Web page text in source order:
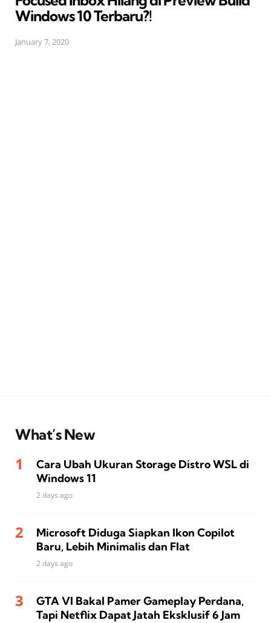
Windows 10 Terbaru?!
January 7, 2020
What’s New
Cara Ubah Ukuran Storage Distro WSL di
Windows 11
2 days ago
Microsoft Diduga Siapkan Ikon Copilot
Baru, Lebih Minimalis dan Flat
2 days ago
GTA VI Bakal Pamer Gameplay Perdana,
Tapi Netflix Dapat Jatah Eksklusif 6 Jam